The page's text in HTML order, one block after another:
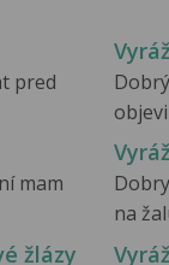
pred
mam
na
žlázy